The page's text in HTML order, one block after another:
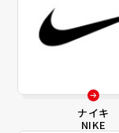
ナイキ
NIKE